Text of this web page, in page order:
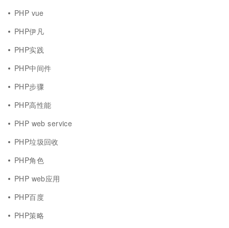
PHP vue
PHP伊凡
PHP实践
PHP中间件
PHP步骤
PHP高性能
PHP web service
PHP垃圾回收
PHP角色
PHP web应用
PHP百度
PHP策略